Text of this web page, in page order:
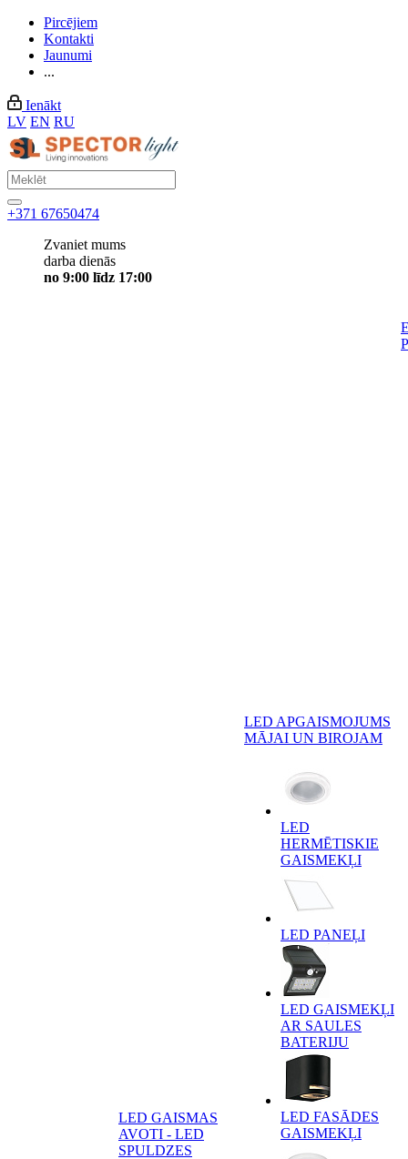
Pircējiem
Kontakti
Jaunumi
...
Ienākt
LV EN RU
+371 67650474
Zvaniet mums
darba dienās
no 9:00 līdz 17:00
LED GAISMAS
AVOTI - LED
SPULDZES
LED APGAISMOJUMS
MĀJAI UN BIROJAM
LED
HERMĒTISKIE
GAISMEKĻI
LED PANEĻI
LED GAISMEKĻI
AR SAULES
BATERIJU
LED FASĀDES
GAISMEKĻI